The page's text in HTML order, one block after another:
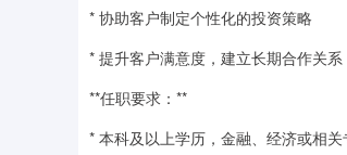
* 协助客户制定个性化的投资策略
* 提升客户满意度，建立长期合作关系
**任职要求：**
* 本科及以上学历，金融、经济或相